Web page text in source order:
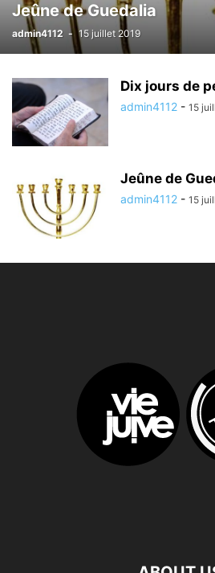
Jeûne de Guedalia
admin4112 - 15 juillet 2019
Dix jours de
admin4112 - 15
Jeûne de
admin4112 - 15